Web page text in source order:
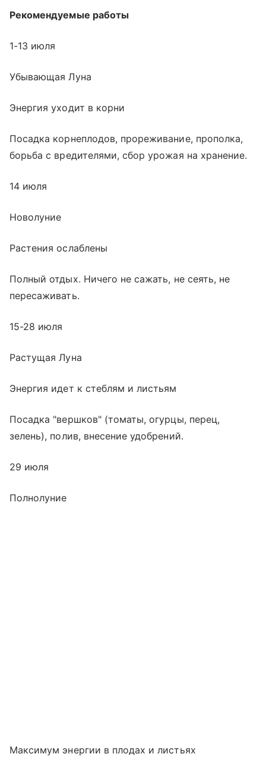
Рекомендуемые работы
1-13 июля
Убывающая Луна
Энергия уходит в корни
Посадка корнеплодов, прореживание, прополка,
борьба с вредителями, сбор урожая на хранение.
14 июля
Новолуние
Растения ослаблены
Полный отдых. Ничего не сажать, не сеять, не
пересаживать.
15-28 июля
Растущая Луна
Энергия идет к стеблям и листьям
Посадка "вершков" (томаты, огурцы, перец,
зелень), полив, внесение удобрений.
29 июля
Полнолуние
Максимум энергии в плодах и листьях